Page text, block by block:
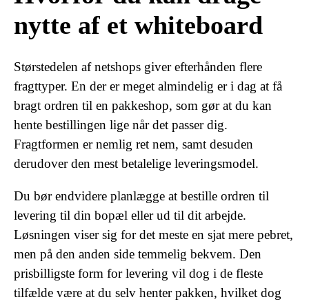
nytte af et whiteboard
Størstedelen af netshops giver efterhånden flere
fragttyper. En der er meget almindelig er i dag at få
bragt ordren til en pakkeshop, som gør at du kan
hente bestillingen lige når det passer dig.
Fragtformen er nemlig ret nem, samt desuden
derudover den mest betalelige leveringsmodel.
Du bør endvidere planlægge at bestille ordren til
levering til din bopæl eller ud til dit arbejde.
Løsningen viser sig for det meste en sjat mere pebret,
men på den anden side temmelig bekvem. Den
prisbilligste form for levering vil dog i de fleste
tilfælde være at du selv henter pakken, hvilket dog